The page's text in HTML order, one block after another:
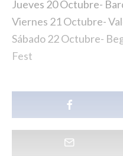
Jueves 20 Octubre-
Viernes 21 Octubre-
Sábado 22 Octubre-
Fest